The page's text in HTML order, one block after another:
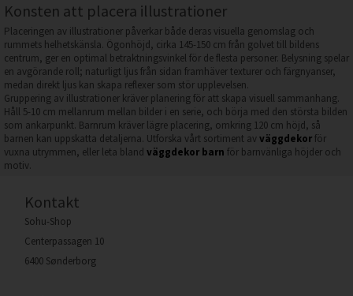
Konsten att placera illustrationer
Placeringen av illustrationer påverkar både deras visuella genomslag och
rummets helhetskänsla. Ögonhöjd, cirka 145-150 cm från golvet till bildens
centrum, ger en optimal betraktningsvinkel för de flesta personer. Belysning spelar
en avgörande roll; naturligt ljus från sidan framhäver texturer och färgnyanser,
medan direkt ljus kan skapa reflexer som stör upplevelsen.
Gruppering av illustrationer kräver planering för att skapa visuell sammanhang.
Håll 5-10 cm mellanrum mellan bilder i en serie, och börja med den största bilden
som ankarpunkt. Barnrum kräver lägre placering, omkring 120 cm höjd, så
barnen kan uppskatta detaljerna. Utforska vårt sortiment avväggdekorför
vuxna utrymmen, eller leta bland väggdekor barn för barnvänliga höjder och
motiv.
Kontakt
Sohu-Shop
Centerpassagen 10
6400 Sønderborg